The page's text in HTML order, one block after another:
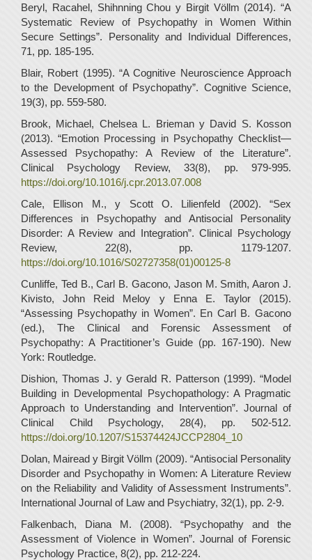
Beryl, Racahel, Shihnning Chou y Birgit Völlm (2014). “A
Systematic Review of Psychopathy in Women Within
Secure Settings”. Personality and Individual Differences,
71, pp. 185-195.
Blair, Robert (1995). “A Cognitive Neuroscience Approach
to the Development of Psychopathy”. Cognitive Science,
19(3), pp. 559-580.
Brook, Michael, Chelsea L. Brieman y David S. Kosson
(2013). “Emotion Processing in Psychopathy Checklist—
Assessed Psychopathy: A Review of the Literature”.
Clinical Psychology Review, 33(8), pp. 979-995.
https://doi.org/10.1016/j.cpr.2013.07.008
Cale, Ellison M., y Scott O. Lilienfeld (2002). “Sex
Differences in Psychopathy and Antisocial Personality
Disorder: A Review and Integration”. Clinical Psychology
Review, 22(8), pp. 1179-1207.
https://doi.org/10.1016/S02727358(01)00125-8
Cunliffe, Ted B., Carl B. Gacono, Jason M. Smith, Aaron J.
Kivisto, John Reid Meloy y Enna E. Taylor (2015).
“Assessing Psychopathy in Women”. En Carl B. Gacono
(ed.), The Clinical and Forensic Assessment of
Psychopathy: A Practitioner’s Guide (pp. 167-190). New
York: Routledge.
Dishion, Thomas J. y Gerald R. Patterson (1999). “Model
Building in Developmental Psychopathology: A Pragmatic
Approach to Understanding and Intervention”. Journal of
Clinical Child Psychology, 28(4), pp. 502-512.
https://doi.org/10.1207/S15374424JCCP2804_10
Dolan, Mairead y Birgit Völlm (2009). “Antisocial Personality
Disorder and Psychopathy in Women: A Literature Review
on the Reliability and Validity of Assessment Instruments”.
International Journal of Law and Psychiatry, 32(1), pp. 2-9.
Falkenbach, Diana M. (2008). “Psychopathy and the
Assessment of Violence in Women”. Journal of Forensic
Psychology Practice, 8(2), pp. 212-224.